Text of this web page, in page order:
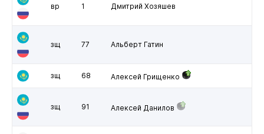
вр 1 Дмитрий Хозяшев
зщ 77 Альберт Гатин
зщ 68 Алексей Грищенко
зщ 91 Алексей Данилов